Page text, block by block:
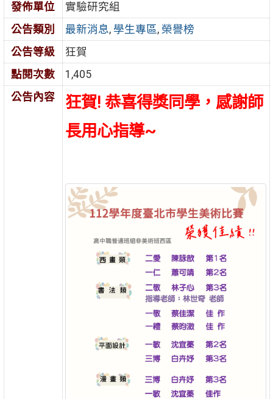
發佈單位
實驗研究組
公告類別
最新消息, 學生專區, 榮譽榜
公告等級
狂賀
點閱次數
1,405
公告內容
狂賀! 恭喜得獎同學，感謝師
長用心指導~